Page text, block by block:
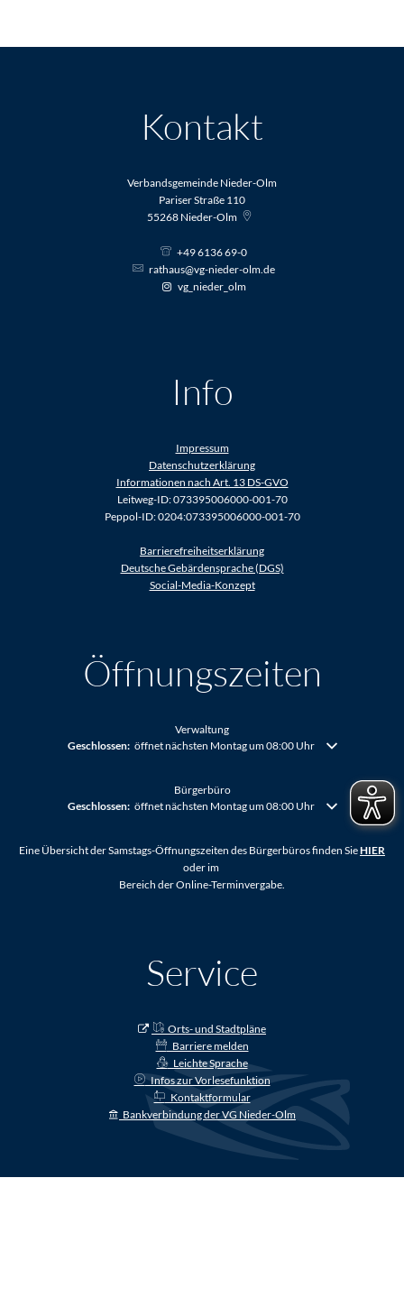
Kontakt
Verbandsgemeinde Nieder-Olm
Pariser Straße 110
55268 Nieder-Olm
+49 6136 69-0
rathaus@vg-nieder-olm.de
vg_nieder_olm
Info
Impressum
Datenschutzerklärung
Informationen nach Art. 13 DS-GVO
Leitweg-ID: 073395006000-001-70
Peppol-ID: 0204:073395006000-001-70
Barrierefreiheitserklärung
Deutsche Gebärdensprache (DGS)
Social-Media-Konzept
Öffnungszeiten
Verwaltung
Klicken, um weitere Öffnungs- oder Schließzeiten auszublenden
Geschlossen: öffnet nächsten Montag um 08:00 Uhr
Bürgerbüro
Klicken, um weitere Öffnungs- oder Schließzeiten auszublenden
Geschlossen: öffnet nächsten Montag um 08:00 Uhr
Eine Übersicht der Samstags-Öffnungszeiten des Bürgerbüros finden SieHIER
oder im
Bereich der Online-Terminvergabe.
Service
Orts- und Stadtpläne
Barriere melden
Leichte Sprache
Infos zur Vorlesefunktion
Kontaktformular
Bankverbindung der VG Nieder-Olm